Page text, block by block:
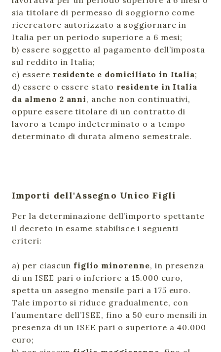
sia titolare di permesso di soggiorno come
ricercatore autorizzato a soggiornare in
Italia per un periodo superiore a 6 mesi;
b) essere soggetto al pagamento dell’imposta
sul reddito in Italia;
c) essere residente e domiciliato in Italia;
d) essere o essere stato residente in Italia
da almeno 2 anni, anche non continuativi,
oppure essere titolare di un contratto di
lavoro a tempo indeterminato o a tempo
determinato di durata almeno semestrale.
Importi dell'Assegno Unico Figli
Per la determinazione dell’importo spettante
il decreto in esame stabilisce i seguenti
criteri:
a) per ciascun figlio minorenne, in presenza
di un ISEE pari o inferiore a 15.000 euro,
spetta un assegno mensile pari a 175 euro.
Tale importo si riduce gradualmente, con
l’aumentare dell’ISEE, fino a 50 euro mensili in
presenza di un ISEE pari o superiore a 40.000
euro;